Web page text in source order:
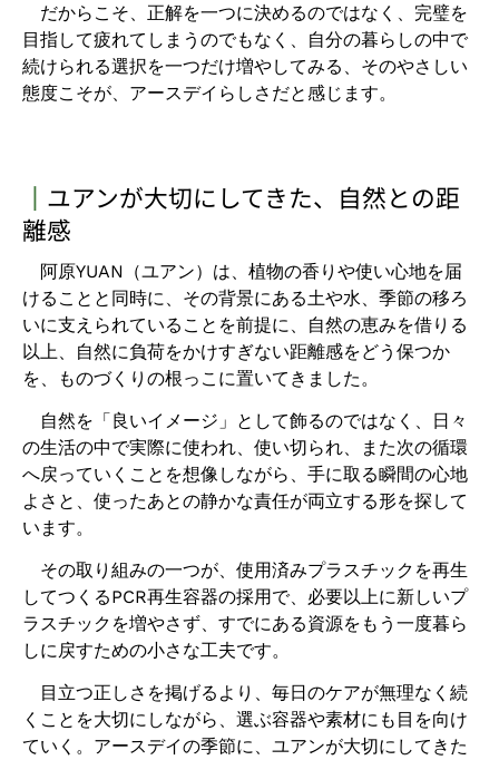
だからこそ、正解を一つに決めるのではなく、完璧を
目指して疲れてしまうのでもなく、自分の暮らしの中で
続けられる選択を一つだけ増やしてみる、そのやさしい
態度こそが、アースデイらしさだと感じます。
┃ ユアンが大切にしてきた、自然との距
離感
阿原YUAN（ユアン）は、植物の香りや使い心地を届
けることと同時に、その背景にある土や水、季節の移ろ
いに支えられていることを前提に、自然の恵みを借りる
以上、自然に負荷をかけすぎない距離感をどう保つか
を、ものづくりの根っこに置いてきました。
自然を「良いイメージ」として飾るのではなく、日々
の生活の中で実際に使われ、使い切られ、また次の循環
へ戻っていくことを想像しながら、手に取る瞬間の心地
よさと、使ったあとの静かな責任が両立する形を探して
います。
その取り組みの一つが、使用済みプラスチックを再生
してつくるPCR再生容器の採用で、必要以上に新しいプ
ラスチックを増やさず、すでにある資源をもう一度暮ら
しに戻すための小さな工夫です。
目立つ正しさを掲げるより、毎日のケアが無理なく続
くことを大切にしながら、選ぶ容器や素材にも目を向け
ていく。アースデイの季節に、ユアンが大切にしてきた